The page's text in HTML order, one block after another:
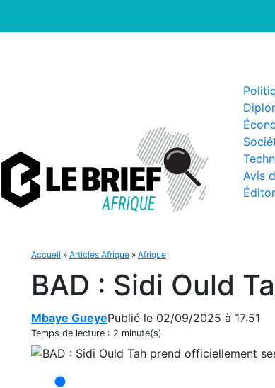
Avis
Accueil » Articles Afrique » Afrique
BAD : Sidi Ould
Mbaye GueyePublié le 02/09/2025 à 17:51
Temps de lecture : 2 minute(s)